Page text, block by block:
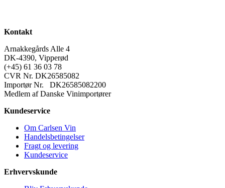
Kontakt
Arnakkegårds Alle 4
DK-4390, Vipperød
(+45) 61 36 03 78
CVR Nr. DK26585082
Importør Nr. DK26585082200
Medlem af Danske Vinimportører
Kundeservice
Om Carlsen Vin
Handelsbetingelser
Fragt og levering
Kundeservice
Erhvervskunde